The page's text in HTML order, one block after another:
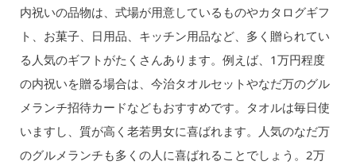
内祝いの品物は、式場が用意しているものやカタログギフ
ト、お菓子、日用品、キッチン用品など、多く贈られてい
る人気のギフトがたくさんあります。例えば、1万円程度
の内祝いを贈る場合は、今治タオルセットやなだ万のグル
メランチ招待カードなどもおすすめです。タオルは毎日使
いますし、質が高く老若男女に喜ばれます。人気のなだ万
のグルメランチも多くの人に喜ばれることでしょう。2万